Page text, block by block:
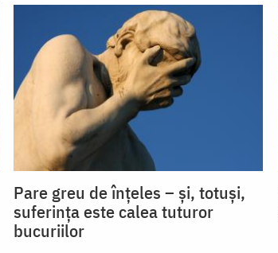
Pare greu de înțeles – și, totuși,
suferința este calea tuturor
bucuriilor